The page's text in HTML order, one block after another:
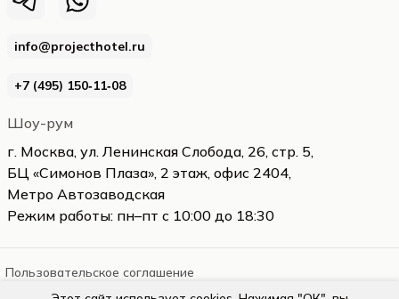
info@projecthotel.ru
+7 (495) 150‑11‑08
Шоу-рум
г. Москва, ул. Ленинская Слобода, 26, стр. 5,
БЦ «Симонов Плаза», 2 этаж, офис 2404,
Метро Автозаводская
Режим работы: пн–пт с 10:00 до 18:30
Пользовательское соглашение